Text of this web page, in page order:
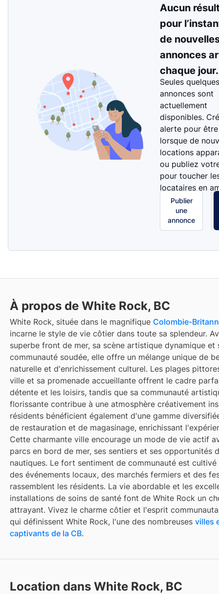
Aucun
pour
de
annonces
chaque jour.
Seules quelques
annonces sont
actuellement
disponibles.
alerte pour
lorsque de
locations
ou publiez
pour toucher
locataires en
Publier
une
annonce
À propos de White Rock, BC
White Rock, située dans le magnifique Colombie-
incarne le style de vie côtier dans toute sa splendeur.
superbe front de mer, sa scène artistique dynamique et
communauté soudée, elle offre un mélange unique de
naturelle et d'enrichissement culturel. Les plages
ville et sa promenade accueillante offrent le cadre
détente et les loisirs, tandis que sa communauté
florissante contribue à une atmosphère créativement
résidents bénéficient également d'une gamme
de restauration et de magasinage, enrichissant
Cette charmante ville encourage un mode de vie actif
parcs en bord de mer, ses sentiers et ses opportunités
nautiques. Le fort sentiment de communauté est
des événements locaux, des marchés fermiers et des
rassemblent les résidents. La vie abordable et les
installations de soins de santé font de White Rock un
attrayant. Vivez le charme côtier et l'esprit
qui définissent White Rock, l'une des nombreuses villes
captivants de la CB.
Location dans White Rock, BC